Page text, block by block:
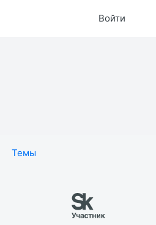
Войти
Темы